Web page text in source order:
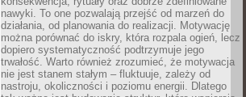
nawyki. To one pozwalają przejść od marzeń do
działania, od planowania do realizacji. Motywację
można porównać do iskry, która rozpala ogień, lecz
dopiero systematyczność podtrzymuje jego
trwałość. Warto również zrozumieć, że motywacja
nie jest stanem stałym – fluktuuje, zależy od
nastroju, okoliczności i poziomu energii. Dlatego